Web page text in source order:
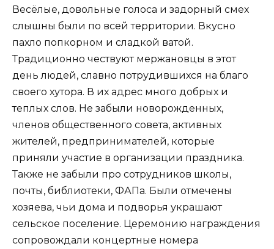
Весёлые, довольные голоса и задорный смех
слышны были по всей территории. Вкусно
пахло попкорном и сладкой ватой.
Традиционно чествуют мержановцы в этот
день людей, славно потрудившихся на благо
своего хутора. В их адрес много добрых и
теплых слов. Не забыли новорожденных,
членов общественного совета, активных
жителей, предпринимателей, которые
приняли участие в организации праздника.
Также не забыли про сотрудников школы,
почты, библиотеки, ФАПа. Были отмечены
хозяева, чьи дома и подворья украшают
сельское поселение. Церемонию награждения
сопровождали концертные номера